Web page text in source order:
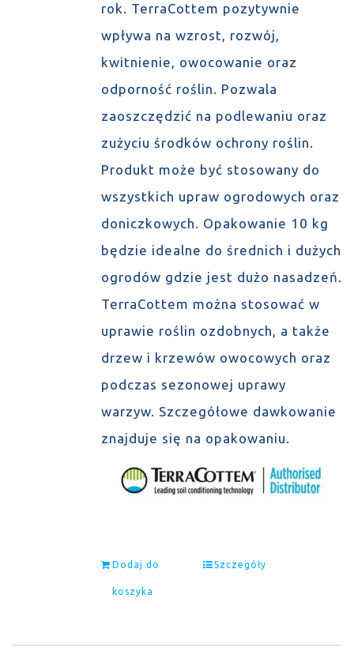
rok. TerraCottem pozytywnie
wpływa na wzrost, rozwój,
kwitnienie, owocowanie oraz
odporność roślin. Pozwala
zaoszczędzić na podlewaniu oraz
zużyciu środków ochrony roślin.
Produkt może być stosowany do
wszystkich upraw ogrodowych oraz
doniczkowych. Opakowanie 10 kg
będzie idealne do średnich i dużych
ogrodów gdzie jest dużo nasadzeń.
TerraCottem można stosować w
uprawie roślin ozdobnych, a także
drzew i krzewów owocowych oraz
podczas sezonowej uprawy
warzyw. Szczegółowe dawkowanie
znajduje się na opakowaniu.
Dodaj do
koszyka
Szczegóły